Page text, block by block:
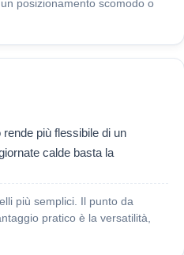
posizionamento scomodo o
più flessibile di un
calde basta la
più semplici. Il punto da
pratico è la versatilità,